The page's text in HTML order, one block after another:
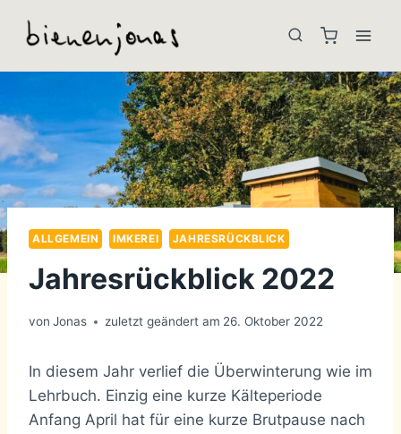
Inhalt
ALLGEMEIN IMKEREI JAHRESRÜCKBLICK
Jahresrückblick 2022
von Jonas zuletzt geändert am 26. Oktober 2022
In diesem Jahr verlief die Überwinterung wie im
Lehrbuch. Einzig eine kurze Kälteperiode
Anfang April hat für eine kurze Brutpause nach